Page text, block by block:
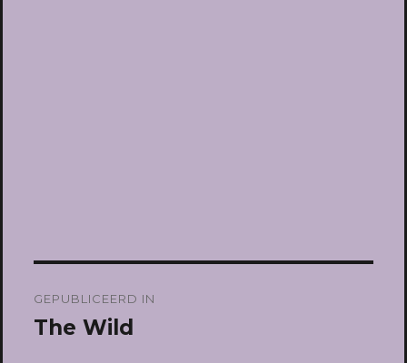
navigatie
GEPUBLICEERD IN
The Wild